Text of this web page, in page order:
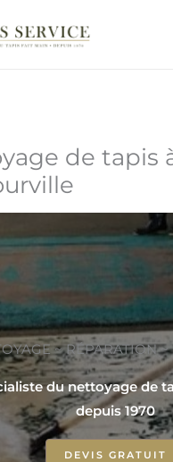
de tapis
~ RÉPARATION
du nettoyage de
depuis 1970
DEVIS GRATUIT